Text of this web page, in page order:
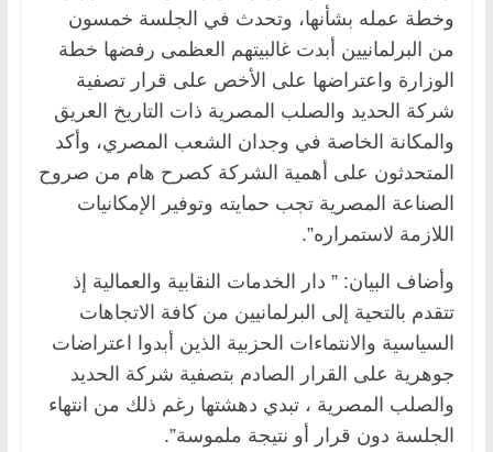
وخطة عمله بشأنها، وتحدث في الجلسة خمسون
من البرلمانيين أبدت غالبيتهم العظمى رفضها خطة
الوزارة واعتراضها على الأخص على قرار تصفية
شركة الحديد والصلب المصرية ذات التاريخ العريق
والمكانة الخاصة في وجدان الشعب المصري، وأكد
المتحدثون على أهمية الشركة كصرح هام من صروح
الصناعة المصرية تجب حمايته وتوفير الإمكانيات
اللازمة لاستمراره”.
وأضاف البيان: ” دار الخدمات النقابية والعمالية إذ
تتقدم بالتحية إلى البرلمانيين من كافة الاتجاهات
السياسية والانتماءات الحزبية الذين أبدوا اعتراضات
جوهرية على القرار الصادم بتصفية شركة الحديد
والصلب المصرية ، تبدي دهشتها رغم ذلك من انتهاء
الجلسة دون قرار أو نتيجة ملموسة”.